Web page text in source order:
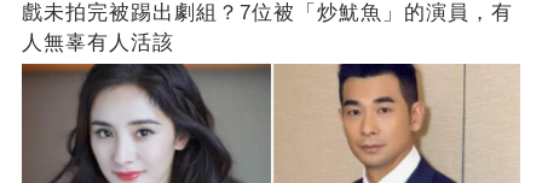
戲未拍完被踢出劇組？7位被「炒魷魚」的演員，有
人無辜有人活該